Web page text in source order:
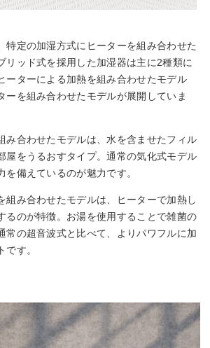
特定の加湿方式にヒーターを組み合わせた
リッド式を採用した加湿器は主に2種類に
ーターによる加熱を組み合わせたモデル
ーを組み合わせたモデルが展開していま
み合わせたモデルは、水を含ませたフィル
屋をうるおすタイプ。通常の気化式モデル
を備えているのが魅力です。
組み合わせたモデルは、ヒーターで加熱し
るのが特徴。お湯を使用することで雑菌の
常の超音波式と比べて、よりパワフルに加
す。